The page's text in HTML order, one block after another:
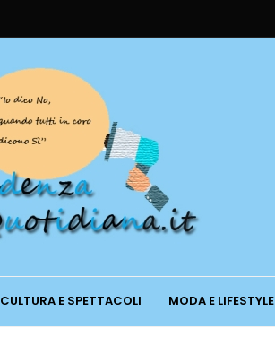
CULTURA E SPETTACOLI MODA E LIFESTYLE